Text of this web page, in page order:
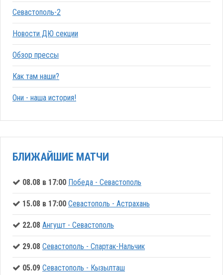
Севастополь-2
Новости ДЮ секции
Обзор прессы
Как там наши?
Они - наша история!
БЛИЖАЙШИЕ МАТЧИ
08.08 в 17:00 Победа - Севастополь
15.08 в 17:00 Севастополь - Астрахань
22.08 Ангушт - Севастополь
29.08 Севастополь - Спартак-Нальчик
05.09 Севастополь - Кызылташ